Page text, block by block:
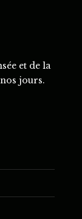
et de la
jours.